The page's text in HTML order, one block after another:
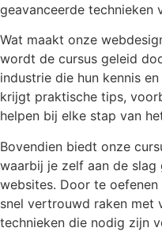
geavanceerde technieken
Wat maakt onze
wordt de cursus geleid
industrie die hun kennis
krijgt praktische tips,
helpen bij elke stap van
Bovendien biedt onze
waarbij je zelf aan de
websites. Door te
snel vertrouwd raken met
technieken die nodig zijn